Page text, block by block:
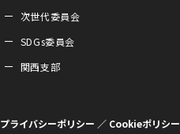
次世代委員会
SDGs委員会
関西支部
プライバシーポリシー ／ Cookieポリシー